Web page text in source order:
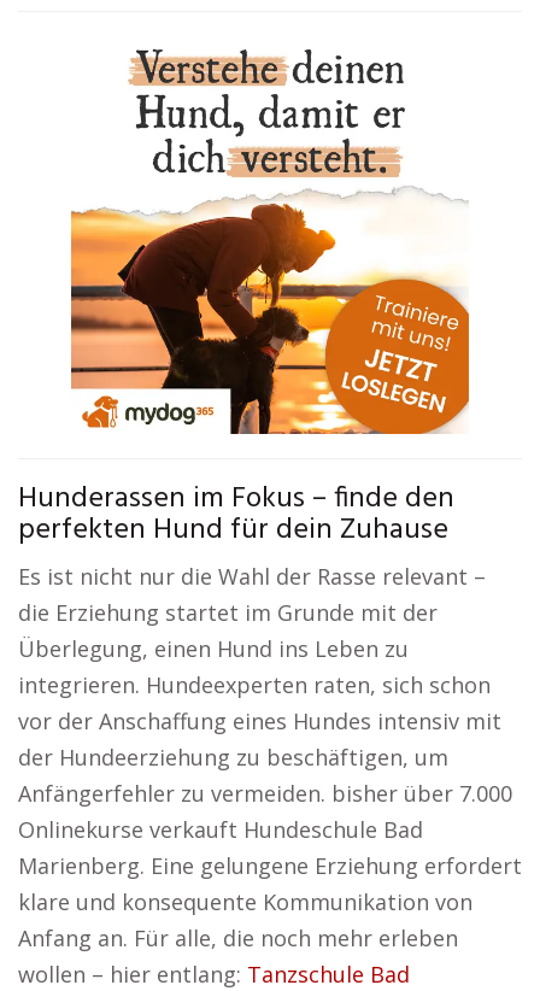
Hunderassen im Fokus – finde den
perfekten Hund für dein Zuhause
Es ist nicht nur die Wahl der Rasse relevant –
die Erziehung startet im Grunde mit der
Überlegung, einen Hund ins Leben zu
integrieren. Hundeexperten raten, sich schon
vor der Anschaffung eines Hundes intensiv mit
der Hundeerziehung zu beschäftigen, um
Anfängerfehler zu vermeiden. bisher über 7.000
Onlinekurse verkauft Hundeschule Bad
Marienberg. Eine gelungene Erziehung erfordert
klare und konsequente Kommunikation von
Anfang an. Für alle, die noch mehr erleben
wollen – hier entlang: Tanzschule Bad